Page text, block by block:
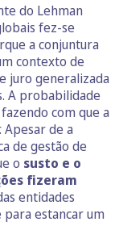
do Lehman
fez-se
a conjuntura
contexto de
juro generalizada
A probabilidade
com que a
de a
de gestão de
o susto e o
fizeram
entidades
estancar um